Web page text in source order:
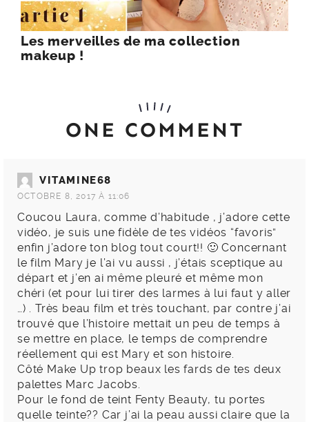
Les merveilles de ma collection
makeup !
ONE COMMENT
VITAMINE68
OCTOBRE 8, 2017 À 11:06
Coucou Laura, comme d’habitude , j’adore cette
vidéo, je suis une fidèle de tes vidéos “favoris”
enfin j’adore ton blog tout court!! 🙂 Concernant
le film Mary je l’ai vu aussi , j’étais sceptique au
départ et j’en ai même pleuré et même mon
chéri (et pour lui tirer des larmes à lui faut y aller
…) . Très beau film et très touchant, par contre j’ai
trouvé que l’histoire mettait un peu de temps à
se mettre en place, le temps de comprendre
réellement qui est Mary et son histoire.
Côté Make Up trop beaux les fards de tes deux
palettes Marc Jacobs.
Pour le fond de teint Fenty Beauty, tu portes
quelle teinte?? Car j’ai la peau aussi claire que la